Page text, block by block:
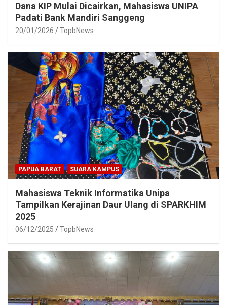
Dana KIP Mulai Dicairkan, Mahasiswa UNIPA
Padati Bank Mandiri Sanggeng
20/01/2026 TopbNews
PAPUA BARAT SUARA KAMPUS
Mahasiswa Teknik Informatika Unipa
Tampilkan Kerajinan Daur Ulang di SPARKHIM
2025
06/12/2025 TopbNews